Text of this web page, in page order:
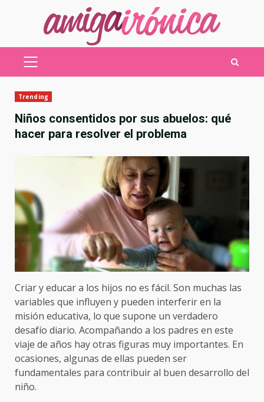
MENÚ
Trending
Niños consentidos por sus abuelos: qué
hacer para resolver el problema
Criar y educar a los hijos no es fácil. Son muchas las
variables que influyen y pueden interferir en la
misión educativa, lo que supone un verdadero
desafío diario. Acompañando a los padres en este
viaje de años hay otras figuras muy importantes. En
ocasiones, algunas de ellas pueden ser
fundamentales para contribuir al buen desarrollo del
niño.